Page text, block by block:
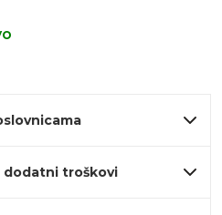
dodatni troškovi